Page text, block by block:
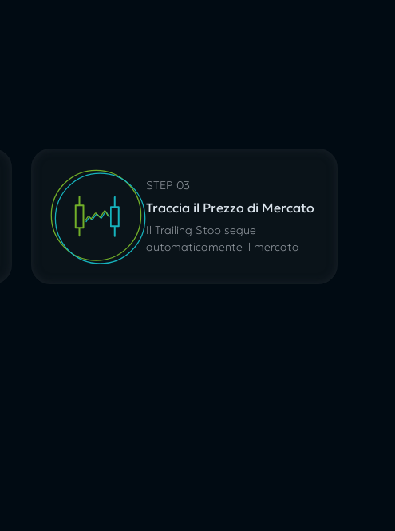
STEP 03
Traccia il Prezzo di Mercato
Il Trailing Stop segue
automaticamente il mercato